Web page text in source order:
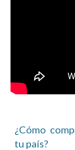
¿Cómo
tu país?